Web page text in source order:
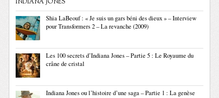
INDIANA JONES
Shia LaBeouf : « Je suis un gars béni des dieux » – Interview
pour Transformers 2 – La revanche (2009)
Les 100 secrets d’Indiana Jones – Partie 5 : Le Royaume du
crâne de cristal
Indiana Jones ou l’histoire d’une saga – Partie 1 : La genèse